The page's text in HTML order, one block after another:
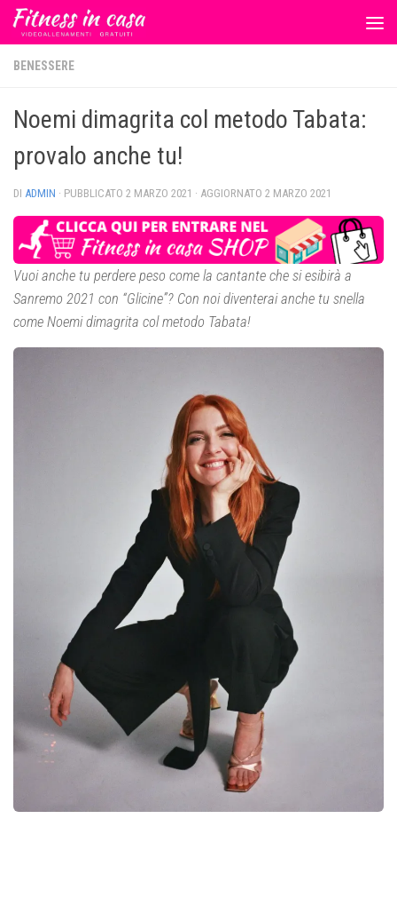
Salta al contenuto
BENESSERE
Noemi dimagrita col metodo Tabata:
provalo anche tu!
DI ADMIN · PUBBLICATO 2 MARZO 2021 · AGGIORNATO 2 MARZO 2021
Vuoi anche tu perdere peso come la cantante che si esibirà a
Sanremo 2021 con “Glicine”? Con noi diventerai anche tu snella
come Noemi dimagrita col metodo Tabata!